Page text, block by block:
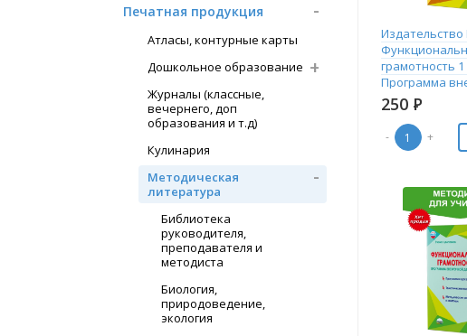
Печатная продукция
Атласы, контурные карты
Дошкольное образование
Журналы (классные,
вечернего, доп
образования и т.д)
Кулинария
Методическая
литература
Библиотека
руководителя,
преподавателя и
методиста
Биология,
природоведение,
экология
грамотность 1
Программа
деятельности
250 Р
- +